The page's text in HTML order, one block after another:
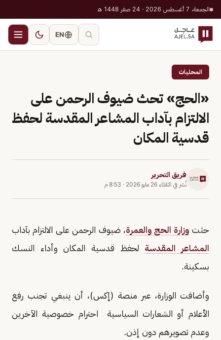
الجمعة، 7 أغسطس 2026 · 24 صفر 1448 هـ
EN
المحليات
«الحج» تحث ضيوف الرحمن على
الالتزام بآداب المشاعر المقدسة لحفظ
قدسية المكان
فريق التحرير
نُشر في الثلاثاء 26 مايو 2026 · 8:53 م
حثت وزارة الحج والعمرة، ضيوف الرحمن على الالتزام بآداب
المشاعر المقدسة لحفظ قدسية المكان وأداء النسك
بسكينة.
وأضافت الوزارة، عبر منصة (إكس)، أن ينبغي تجنب رفع
الأعلام أو الشعارات السياسية احترام خصوصية الآخرين
وعدم تصويرهم دون إذن.